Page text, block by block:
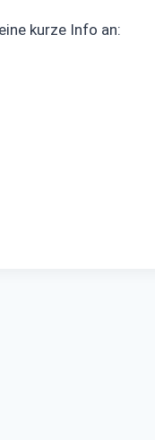
kurze Info an: